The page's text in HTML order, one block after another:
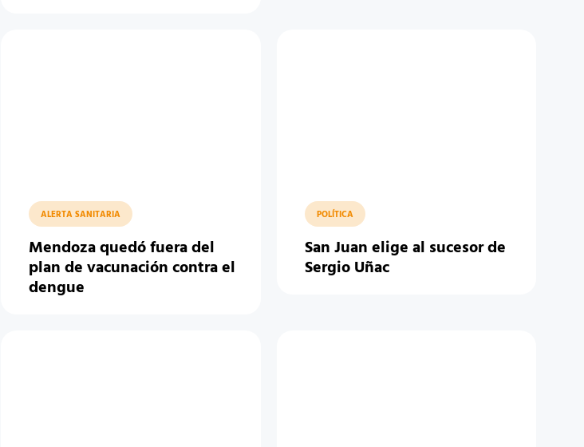
ALERTA SANITARIA
Mendoza quedó fuera del
plan de vacunación contra el
dengue
POLÍTICA
San Juan elige al sucesor de
Sergio Uñac